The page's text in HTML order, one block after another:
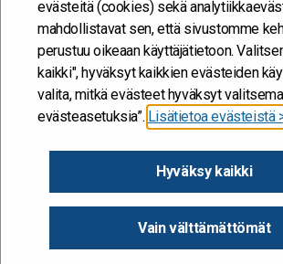
evästeitä (cookies) sekä
mahdollistavat sen, että sivustomme
perustuu oikeaan käyttäjätietoon.
kaikki", hyväksyt kaikkien evästeiden
valita, mitkä evästeet hyväksyt
evästeasetuksia”. Lisätietoa evästeistä
Hyväksy kaikki
Vain välttämättömät